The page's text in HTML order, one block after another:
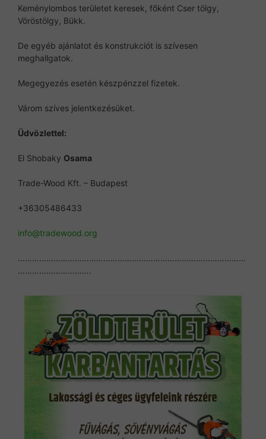
Keménylombos területet keresek, főként Cser tölgy,
Vöröstölgy, Bükk.
De egyéb ajánlatot és konstrukciót is szívesen
meghallgatok.
Megegyezés esetén készpénzzel fizetek.
Várom szíves jelentkezésüket.
Üdvözlettel:
El Shobaky Osama
Trade-Wood Kft. – Budapest
+36305486433
info@tradewood.org
……………………………………………………………………………………
………………………….